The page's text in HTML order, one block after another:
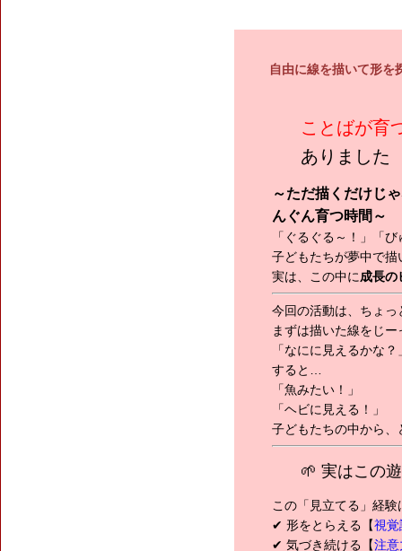
自由に線を描いて形を
ことばが育
ありました
～ただ描くだけじ
んぐん育つ時間～
「ぐるぐる～！」「
子どもたちが夢中で描
実は、この中に成長の
今回の活動は、ちょっ
まずは描いた線をじ
「なにに見えるかな
すると…
「魚みたい！」
「ヘビに見える！」
子どもたちの中から
🌱 実はこの
この「見立てる」経験
✔ 形をとらえる【視覚
✔ 気づき続ける【注意